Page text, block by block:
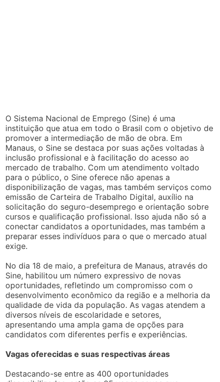
O Sistema Nacional de Emprego (Sine) é uma
instituição que atua em todo o Brasil com o objetivo de
promover a intermediação de mão de obra. Em
Manaus, o Sine se destaca por suas ações voltadas à
inclusão profissional e à facilitação do acesso ao
mercado de trabalho. Com um atendimento voltado
para o público, o Sine oferece não apenas a
disponibilização de vagas, mas também serviços como
emissão de Carteira de Trabalho Digital, auxílio na
solicitação do seguro-desemprego e orientação sobre
cursos e qualificação profissional. Isso ajuda não só a
conectar candidatos a oportunidades, mas também a
preparar esses indivíduos para o que o mercado atual
exige.
No dia 18 de maio, a prefeitura de Manaus, através do
Sine, habilitou um número expressivo de novas
oportunidades, refletindo um compromisso com o
desenvolvimento econômico da região e a melhoria da
qualidade de vida da população. As vagas atendem a
diversos níveis de escolaridade e setores,
apresentando uma ampla gama de opções para
candidatos com diferentes perfis e experiências.
Vagas oferecidas e suas respectivas áreas
Destacando-se entre as 400 oportunidades